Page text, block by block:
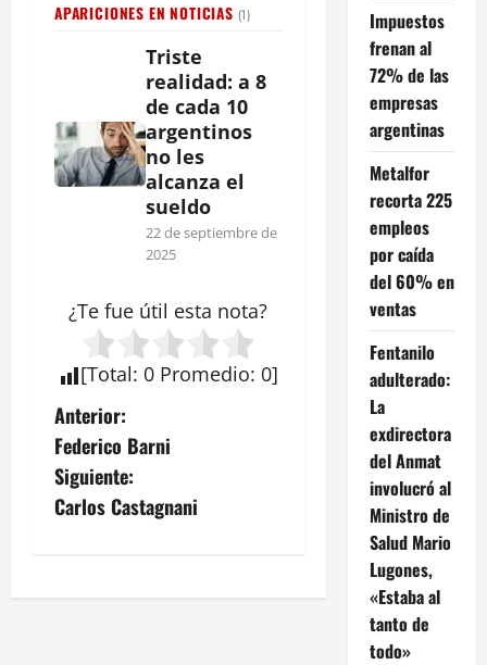
APARICIONES EN NOTICIAS (1)
Triste
realidad: a 8
de cada 10
argentinos
no les
alcanza el
sueldo
22 de septiembre de
2025
¿Te fue útil esta nota?
[Total: 0 Promedio: 0]
N
a
v
g
Anterior:
Federico Barni
Siguiente:
Carlos Castagnani
Impuestos
frenan al
72% de las
empresas
argentinas
Metalfor
recorta 225
empleos
por caída
del 60% en
ventas
Fentanilo
adulterado:
La
exdirectora
del Anmat
involucró al
Ministro de
Salud Mario
Lugones,
«Estaba al
tanto de
todo»